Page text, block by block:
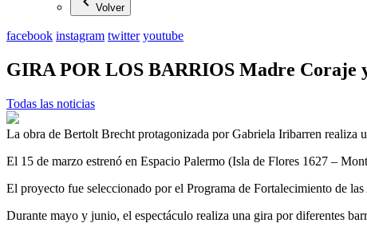
Volver
facebook instagram twitter youtube
GIRA POR LOS BARRIOS Madre Coraje
Todas las noticias
La obra de Bertolt Brecht protagonizada por Gabriela Iribarren realiza
El 15 de marzo estrenó en Espacio Palermo (Isla de Flores 1627 –
El proyecto fue seleccionado por el Programa de Fortalecimiento de
Durante mayo y junio, el espectáculo realiza una gira por diferentes